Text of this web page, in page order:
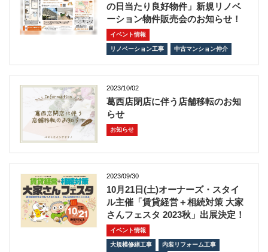
の日当たり良好物件」新規リノベ
ーション物件販売会のお知らせ！
イベント情報
リノベーション工事 中古マンション仲介
2023/10/02
葛西店閉店に伴う店舗移転のお知
らせ
お知らせ
2023/09/30
10月21日(土)オーナーズ・スタイ
ル主催「賃貸経営＋相続対策 大家
さんフェスタ 2023秋」出展決定！
イベント情報
大規模修繕工事
内装リフォーム工事